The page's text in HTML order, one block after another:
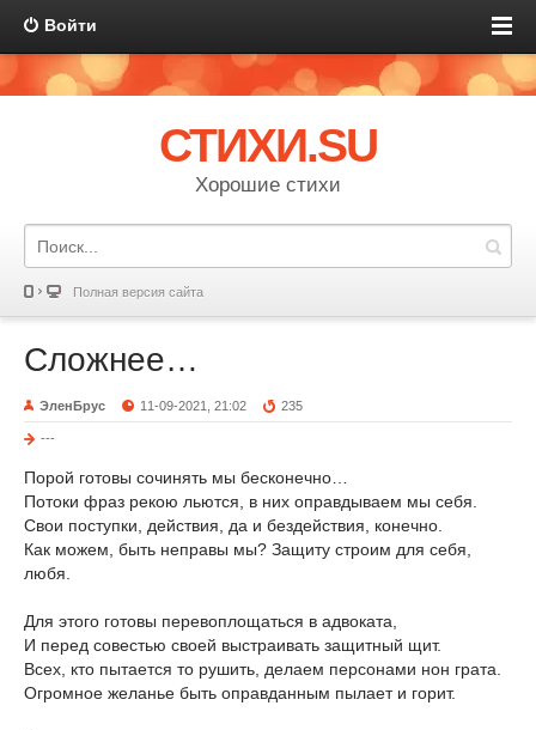
Войти
СТИХИ.SU
Хорошие стихи
Полная версия сайта
Сложнее…
ЭленБрус 11-09-2021, 21:02 235
---
Порой готовы сочинять мы бесконечно…
Потоки фраз рекою льются, в них оправдываем мы себя.
Свои поступки, действия, да и бездействия, конечно.
Как можем, быть неправы мы? Защиту строим для себя,
любя.
Для этого готовы перевоплощаться в адвоката,
И перед совестью своей выстраивать защитный щит.
Всех, кто пытается то рушить, делаем персонами нон грата.
Огромное желанье быть оправданным пылает и горит.